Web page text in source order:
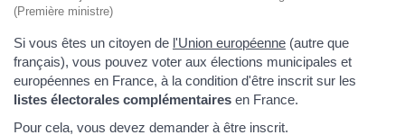
(Première ministre)
Si vous êtes un citoyen de l'Union européenne (autre que
français), vous pouvez voter aux élections municipales et
européennes en France, à la condition d'être inscrit sur les
listes électorales complémentaires en France.
Pour cela, vous devez demander à être inscrit.